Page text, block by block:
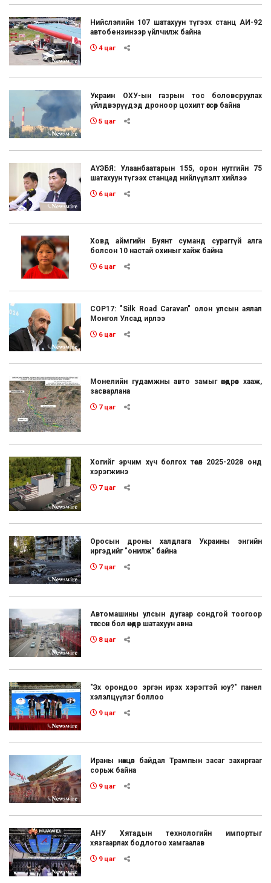
Нийслэлийн 107 шатахуун түгээх станц АИ-92
автобензинээр үйлчилж байна
4 цаг
Украин ОХУ-ын газрын тос боловсруулах
үйлдвэрүүдэд дроноор цохилт өгсөөр байна
5 цаг
АҮЭБЯ: Улаанбаатарын 155, орон нутгийн 75
шатахуун түгээх станцад нийлүүлэлт хийлээ
6 цаг
Ховд аймгийн Буянт суманд сураггүй алга
болсон 10 настай охиныг хайж байна
6 цаг
COP17: "Silk Road Caravan" олон улсын аялал
Монгол Улсад ирлээ
6 цаг
Монелийн гудамжны авто замыг өнөөдрөөс хааж,
засварлана
7 цаг
Хогийг эрчим хүч болгох төсөл 2025-2028 онд
хэрэгжинэ
7 цаг
Оросын дроны халдлага Украины энгийн
иргэдийг "онилж" байна
7 цаг
Автомашины улсын дугаар сондгой тоогоор
төгссөн бол өнөөдөр шатахуун авна
8 цаг
"Эх орондоо эргэн ирэх хэрэгтэй юу?" панел
хэлэлцүүлэг боллоо
9 цаг
Ираны нөхцөл байдал Трампын засаг захиргааг
сорьж байна
9 цаг
АНУ Хятадын технологийн импортыг
хязгаарлах бодлогоо хамгаалав
9 цаг